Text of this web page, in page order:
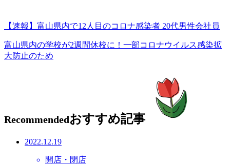
【速報】富山県内で12人目のコロナ感染者 20代男性会社員
富山県内の学校が2週間休校に！一部コロナウイルス感染拡
大防止のため
Recommendedおすすめ記事
2022.12.19
開店・閉店